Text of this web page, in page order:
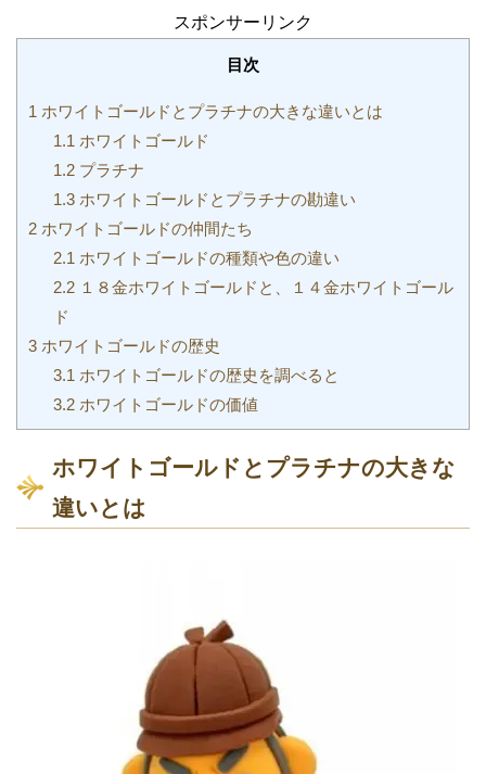
スポンサーリンク
目次
1 ホワイトゴールドとプラチナの大きな違いとは
1.1 ホワイトゴールド
1.2プラチナ
1.3ホワイトゴールドとプラチナの勘違い
2 ホワイトゴールドの仲間たち
2.1 ホワイトゴールドの種類や色の違い
2.2１８金ホワイトゴールドと、１４金ホワイトゴール
ド
3 ホワイトゴールドの歴史
3.1 ホワイトゴールドの歴史を調べると
3.2ホワイトゴールドの価値
ホワイトゴールドとプラチナの大きな
違いとは